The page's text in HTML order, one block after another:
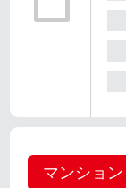
マンション